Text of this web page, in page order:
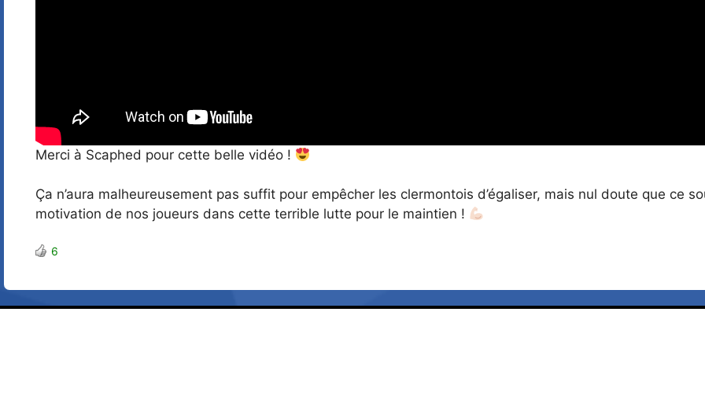
Merci à Scaphed pour cette belle vidéo !
Ça n’aura malheureusement pas suffit pour empêcher les clermontois d’égaliser, mais nul doute que ce
motivation de nos joueurs dans cette terrible lutte pour le maintien !
6